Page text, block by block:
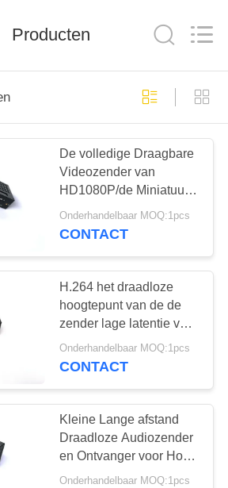
van
van
26
hd draadloze
Producten
De volledige Draagbare
Videozender van
HD1080P/de Miniatuur
Videozender van
COFDM
Onderhandelbaar MOQ:1pcs
CONTACT
H.264 het draadloze
hoogtepunt van de de
zender lage latentie van
HDMI video -
Onderhandelbaar MOQ:1pcs
CONTACT
Kleine Lange afstand
Draadloze Audiozender
en Ontvanger voor Hoge
snelheidsspoorweg
Onderhandelbaar MOQ:1pcs